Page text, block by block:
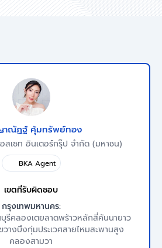
ณัฏฐ์ คุ้มทรัพย์ทอง
เซท อินเตอร์กรุ๊ป จำกัด (มหาชน)
BKA Agent
เขตที่รับผิดชอบ
กรุงเทพมหานคร:
รีคลองเตยลาดพร้าวหลักสี่คันนายาว
วางบึงกุ่มประเวศสายไหมสะพานสูง
คลองสามวา